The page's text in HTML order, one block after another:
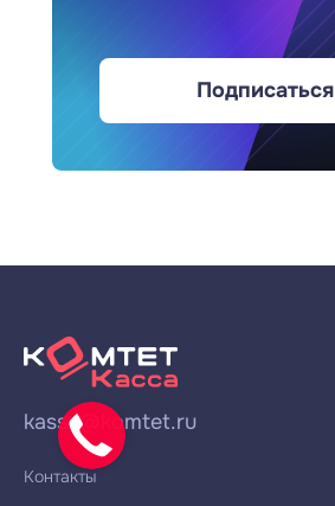
Подписаться
kassa@komtet.ru
Контакты